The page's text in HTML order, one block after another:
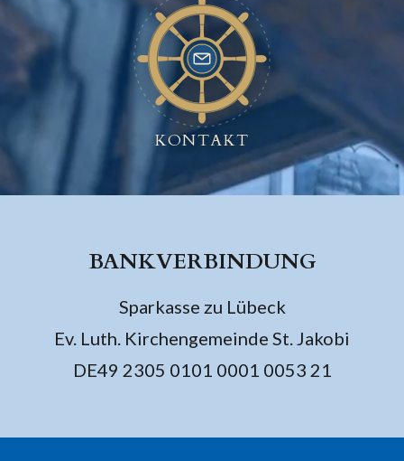
KONTAKT
BANKVERBINDUNG
Sparkasse zu Lübeck
Ev. Luth. Kirchengemeinde St. Jakobi
DE49 2305 0101 0001 0053 21